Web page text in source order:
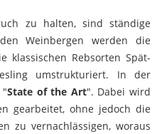
zu halten, sind ständige
Weinbergen werden die
klassischen Rebsorten Spät-
umstrukturiert. In der
"State of the Art". Dabei wird
gearbeitet, ohne jedoch die
zu vernachlässigen, woraus